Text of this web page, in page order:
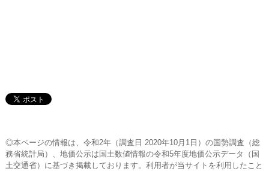
◎本ページの情報は、令和2年（調査日 2020年10月1日）の国勢調査（総
務省統計局）、地価公示は国土数値情報の令和5年度地価公示データ（国
土交通省）に基づき掲載しております。利用者が当サイトを利用したこと